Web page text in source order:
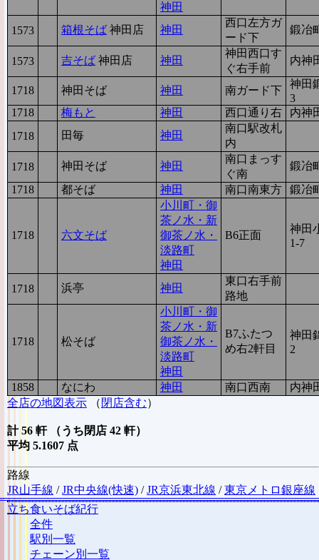
神田
1573 箱根そば 神田店 神田
西口左方ガ
ード下
鍛冶
1573 吉そば 神田店 神田
神田西口す
ぐ右手前
内神
1718 神田そば 神田 南ガード下
神田
3
1718
梅もと 神田 西口通り右
内神
1718
田毎 神田
南口駅改札
内
1718
神田そば 神田
南口まっす
ぐ南
鍛冶
1718
都そば 神田 南口南東方 鍛冶
1718 六文そば
小川町・御
茶ノ水・新
御茶ノ水・
淡路町
神田
B6正面
神田
1-7
1718 浜亭 神田
東口右手前
路地
1718 松そば
小川町・御
茶ノ水・新
御茶ノ水・
淡路町
神田
B7ふたつ
め右2軒目
神田
2
1858 なにわ 神田 南口西南
内神
全店の地図表示 （ 閉店含む）
計 56 軒 （うち閉店 42 軒）
平均 5.1607 点
路線
JR山手線 /JR中央線(快速) /JR京浜東北線 /東京メトロ銀座線
立ち食いそば紀行
全件
駅別一覧
チェーン別一覧